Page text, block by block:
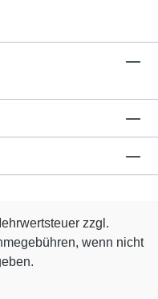
zzgl.
wenn nicht